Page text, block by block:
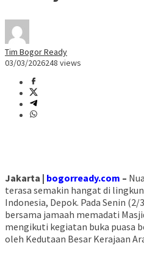
Tim Bogor Ready
03/03/2026248 views
Jakarta | bogorready.com –
terasa semakin hangat di
Indonesia, Depok. Pada Senin
bersama jamaah memadati
mengikuti kegiatan buka puasa
oleh Kedutaan Besar Kerajaan